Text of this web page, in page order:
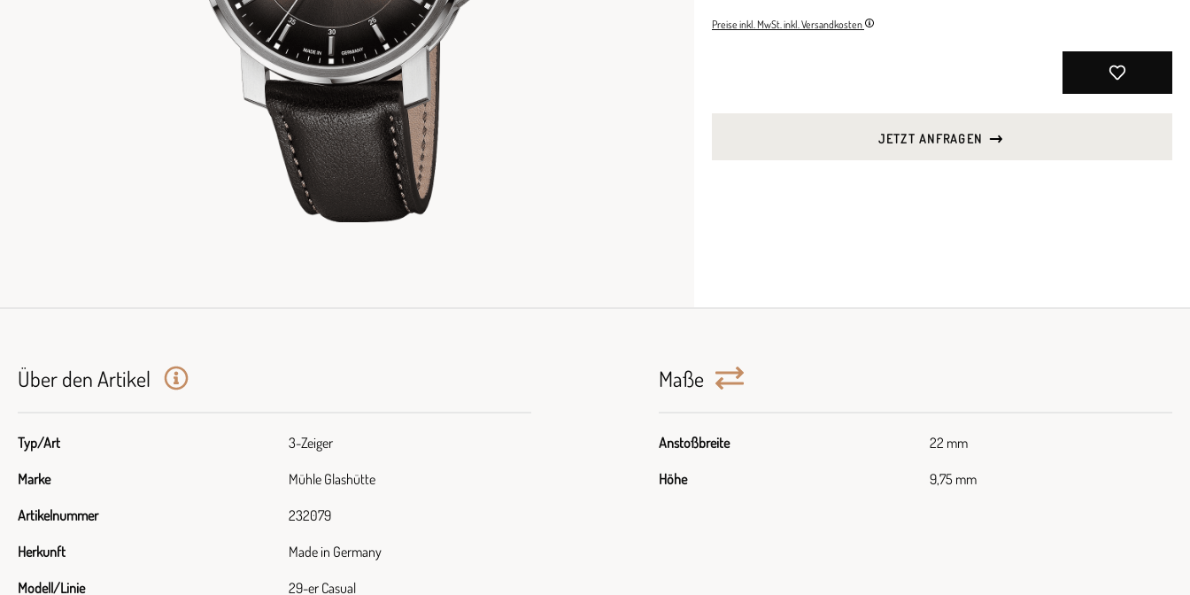
Preise inkl. MwSt. inkl. Versandkosten
JETZT ANFRAGEN
Über den Artikel
Typ/Art 3-Zeiger
Marke Mühle Glashütte
Artikelnummer 232079
Herkunft Made in Germany
Modell/Linie 29-er Casual
Maße
Anstoßbreite 22 mm
Höhe 9,75 mm